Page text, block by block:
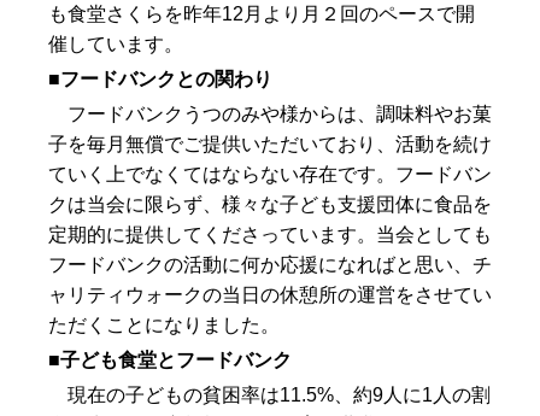
も食堂さくらを昨年12月より月２回のペースで開
催しています。
■フードバンクとの関わり
フードバンクうつのみや様からは、調味料やお菓
子を毎月無償でご提供いただいており、活動を続け
ていく上でなくてはならない存在です。フードバン
クは当会に限らず、様々な子ども支援団体に食品を
定期的に提供してくださっています。当会としても
フードバンクの活動に何か応援になればと思い、チ
ャリティウォークの当日の休憩所の運営をさせてい
ただくことになりました。
■子ども食堂とフードバンク
現在の子どもの貧困率は11.5%、約9人に1人の割